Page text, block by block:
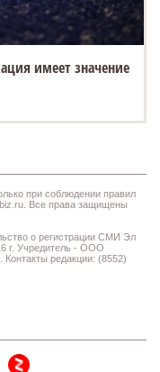
имеет значение
при соблюдении правил
Все права защищены
о регистрации СМИ Эл
г. Учредитель - ООО
редакции: (8552)